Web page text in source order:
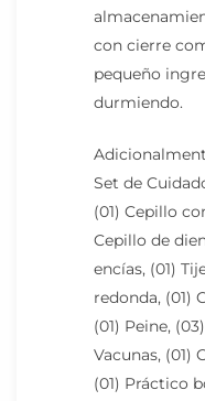
con cierre
pequeño
durmiendo.
Set de
(01) Cepillo
Cepillo de
encías, (01)
redonda, (01)
(01) Peine,
Vacunas, (01)
(01) Práctico